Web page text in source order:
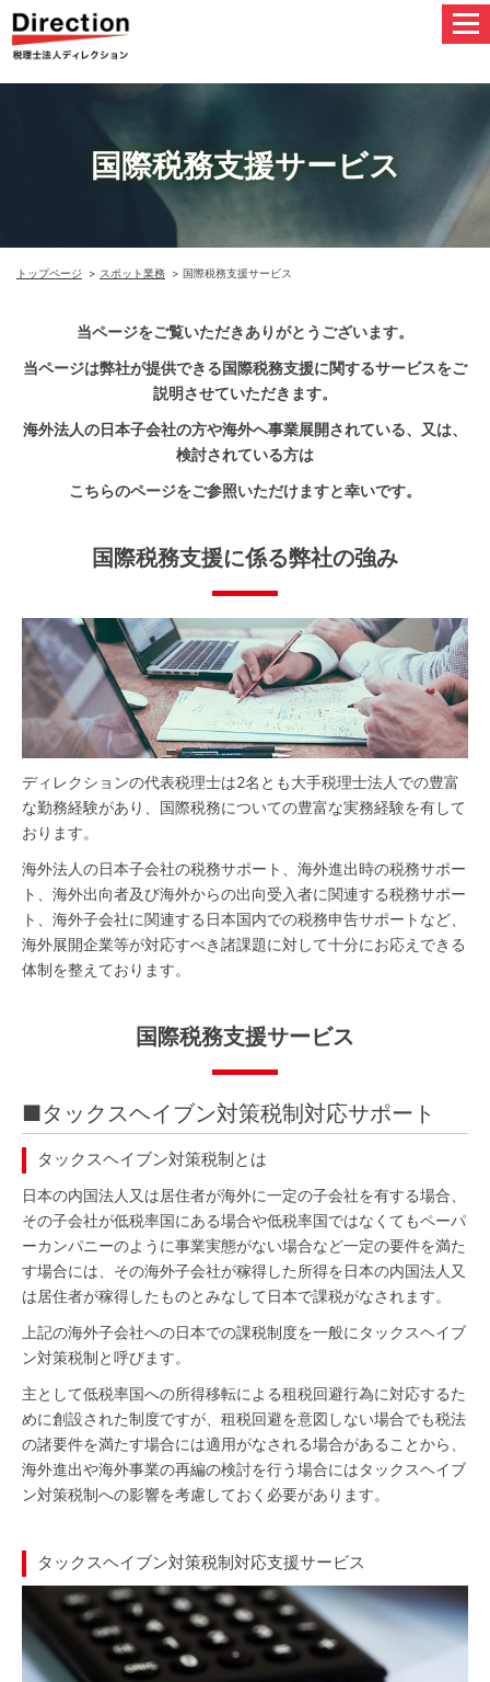
国際税務支援サービス
トップページ スポット業務 国際税務支援サービス
当ページをご覧いただきありがとうございます。
当ページは弊社が提供できる国際税務支援に関するサービスをご
説明させていただきます。
海外法人の日本子会社の方や海外へ事業展開されている、
又は、
検討されている方は
こちらのページをご参照いただけますと幸いです。
国際税務支援に係る弊社の強み
ディレクションの代表税理士は2名とも大手税理士法人での豊富
な勤務経験があり、国際税務についての豊富な実務経験を有して
おります。
海外法人の日本子会社の税務サポート、海外進出時の税務サポー
ト、海外出向者及び海外からの出向受入者に関連する税務サポー
ト、海外子会社に関連する日本国内での税務申告サポートなど、
海外展開企業等が対応すべき諸課題に対して十分にお応えできる
体制を整えております。
国際税務支援サービス
■タックスヘイブン対策税制対応サポート
タックスヘイブン対策税制とは
日本の内国法人又は居住者が海外に一定の子会社を有する場合、
その子会社が低税率国にある場合や低税率国ではなくてもペーパ
ーカンパニーのように事業実態がない場合など一定の要件を満た
す場合には、その海外子会社が稼得した所得を日本の内国法人又
は居住者が稼得したものとみなして日本で課税がなされます。
上記の海外子会社への日本での課税制度を一般にタックスヘイブ
ン対策税制と呼びます。
主として低税率国への所得移転による租税回避行為に対応するた
めに創設された制度ですが、租税回避を意図しない場合でも税法
の諸要件を満たす場合には適用がなされる場合があることから、
海外進出や海外事業の再編の検討を行う場合にはタックスヘイブ
ン対策税制への影響を考慮しておく必要があります。
タックスヘイブン対策税制対応支援サービス